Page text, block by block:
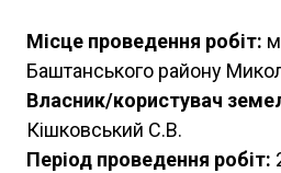
Місце проведення робіт:
Баштанського району
Власник/користувач
Кішковський С.В.
Період проведення робіт: